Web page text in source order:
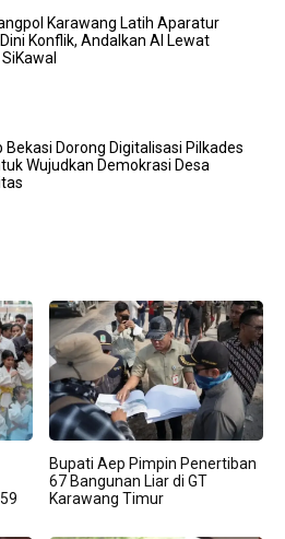
Karawang Latih Aparatur
Konflik, Andalkan AI Lewat
Bekasi Dorong Digitalisasi Pilkades
Wujudkan Demokrasi Desa
Bupati Aep Pimpin Penertiban
67 Bangunan Liar di GT
Karawang Timur